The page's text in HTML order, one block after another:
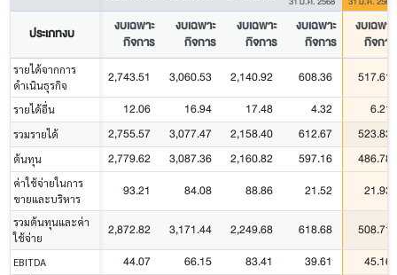
ประเภทงบ
งบเฉพาะ
กิจการ
งบเฉพาะ
กิจการ
งบเฉพาะ
กิจการ
งบเฉพาะ
กิจการ
งบเฉพาะ
กิจการ
รายได้จากการ
ดำเนินธุรกิจ
2,743.51 3,060.53 2,140.92 608.36 517.61
รายได้อื่น 12.06 16.94 17.48 4.32 6.21
รวมรายได้ 2,755.57 3,077.47 2,158.40 612.67 523.83
ต้นทุน 2,779.62 3,087.36 2,160.82 597.16 486.78
ค่าใช้จ่ายในการ
ขายและบริหาร
93.21 84.08 88.86 21.52 21.93
รวมต้นทุนและค่า
ใช้จ่าย
2,872.82 3,171.44 2,249.68 618.68 508.71
EBITDA 44.07 66.15 83.41 39.61 45.16